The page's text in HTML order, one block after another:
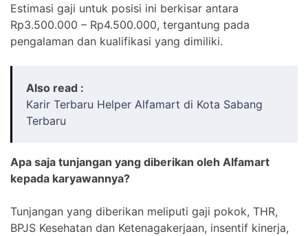
Estimasi gaji untuk posisi ini berkisar antara
Rp3.500.000 – Rp4.500.000, tergantung pada
pengalaman dan kualifikasi yang dimiliki.
Also read :
Karir Terbaru Helper Alfamart di Kota Sabang
Terbaru
Apa saja tunjangan yang diberikan oleh Alfamart
kepada karyawannya?
Tunjangan yang diberikan meliputi gaji pokok, THR,
BPJS Kesehatan dan Ketenagakerjaan, insentif kinerja,